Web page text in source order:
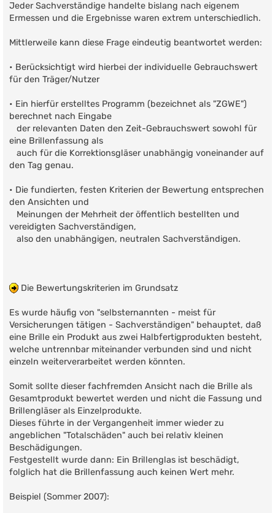
Jeder Sachverständige handelte bislang nach eigenem
Ermessen und die Ergebnisse waren extrem unterschiedlich.
Mittlerweile kann diese Frage eindeutig beantwortet werden:
• Berücksichtigt wird hierbei der individuelle Gebrauchswert
für den Träger/Nutzer
• Ein hierfür erstelltes Programm (bezeichnet als "ZGWE")
berechnet nach Eingabe
der relevanten Daten den Zeit-Gebrauchswert sowohl für
eine Brillenfassung als
auch für die Korrektionsgläser unabhängig voneinander auf
den Tag genau.
• Die fundierten, festen Kriterien der Bewertung entsprechen
den Ansichten und
Meinungen der Mehrheit der öffentlich bestellten und
vereidigten Sachverständigen,
also den unabhängigen, neutralen Sachverständigen.
Die Bewertungskriterien im Grundsatz
Es wurde häufig von "selbsternannten - meist für
Versicherungen tätigen - Sachverständigen" behauptet, daß
eine Brille ein Produkt aus zwei Halbfertigprodukten besteht,
welche untrennbar miteinander verbunden sind und nicht
einzeln weiterverarbeitet werden könnten.
Somit sollte dieser fachfremden Ansicht nach die Brille als
Gesamtprodukt bewertet werden und nicht die Fassung und
Brillengläser als Einzelprodukte.
Dieses führte in der Vergangenheit immer wieder zu
angeblichen "Totalschäden" auch bei relativ kleinen
Beschädigungen.
Festgestellt wurde dann: Ein Brillenglas ist beschädigt,
folglich hat die Brillenfassung auch keinen Wert mehr.
Beispiel (Sommer 2007):